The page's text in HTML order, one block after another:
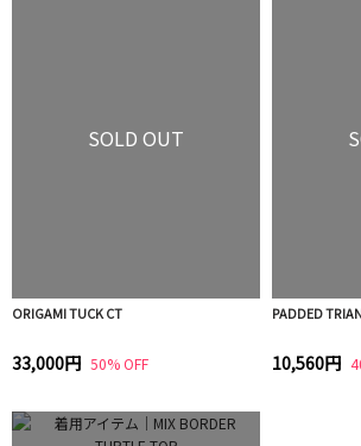
SOLD OUT
ORIGAMI TUCK CT
33,000円 50% OFF
PADDED
10,560円